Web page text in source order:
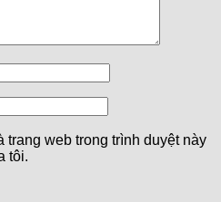
trang web trong trình duyệt này
tôi.